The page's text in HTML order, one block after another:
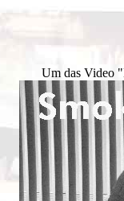
Um das Video